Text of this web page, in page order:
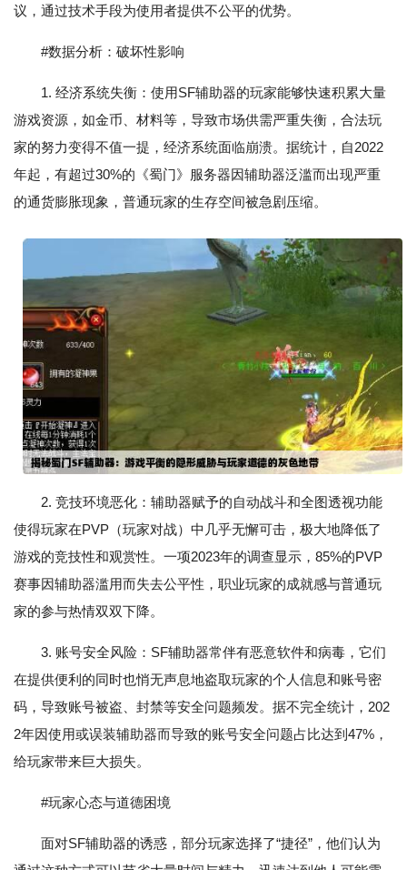
议，通过技术手段为使用者提供不公平的优势。
#数据分析：破坏性影响
1. 经济系统失衡：使用SF辅助器的玩家能够快速积累大量
游戏资源，如金币、材料等，导致市场供需严重失衡，合法玩
家的努力变得不值一提，经济系统面临崩溃。据统计，自2022
年起，有超过30%的《蜀门》服务器因辅助器泛滥而出现严重
的通货膨胀现象，普通玩家的生存空间被急剧压缩。
2. 竞技环境恶化：辅助器赋予的自动战斗和全图透视功能
使得玩家在PVP（玩家对战）中几乎无懈可击，极大地降低了
游戏的竞技性和观赏性。一项2023年的调查显示，85%的PVP
赛事因辅助器滥用而失去公平性，职业玩家的成就感与普通玩
家的参与热情双双下降。
3. 账号安全风险：SF辅助器常伴有恶意软件和病毒，它们
在提供便利的同时也悄无声息地盗取玩家的个人信息和账号密
码，导致账号被盗、封禁等安全问题频发。据不完全统计，202
2年因使用或误装辅助器而导致的账号安全问题占比达到47%，
给玩家带来巨大损失。
#玩家心态与道德困境
面对SF辅助器的诱惑，部分玩家选择了“捷径”，他们认为